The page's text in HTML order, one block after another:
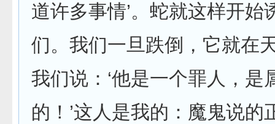
道许多事情’。蛇就这样开始
们。我们一旦跌倒，它就在
我们说：‘他是一个罪人，是
的！’这人是我的：魔鬼说的